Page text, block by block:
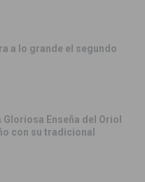
a lo grande el segundo
Enseña del Oriol
con su tradicional